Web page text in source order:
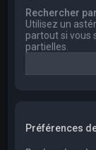
Rechercher
Utilisez un
partout si vous
partielles.
Préférences